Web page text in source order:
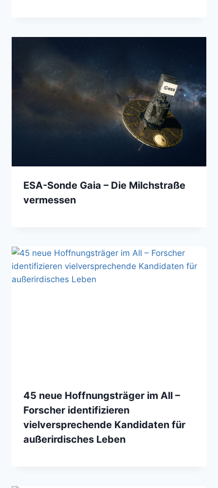
ESA-Sonde Gaia – Die Milchstraße
vermessen
45 neue Hoffnungsträger im All –
Forscher identifizieren
vielversprechende Kandidaten für
außerirdisches Leben